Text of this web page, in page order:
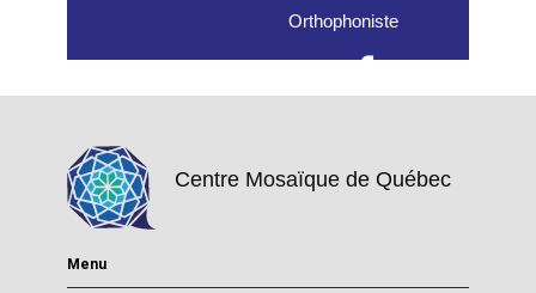
Orthophoniste
Centre Mosaïque de Québec
Menu